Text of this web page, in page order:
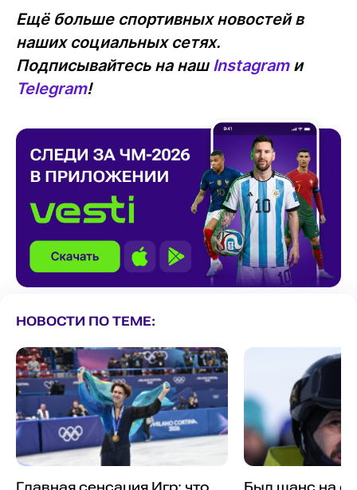
Ещё больше спортивных новостей в
наших социальных сетях.
Подписывайтесь на нашInstagramи
Telegram!
НОВОСТИ ПО ТЕМЕ:
Главная сенсация Игр: что
Был шанс на